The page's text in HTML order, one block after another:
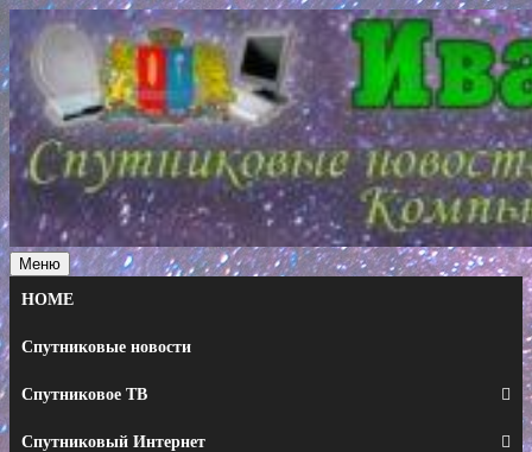
Перейти
к
содержимому
Меню
HOME
Спутниковые новости
Спутниковое ТВ
Спутниковый Интернет